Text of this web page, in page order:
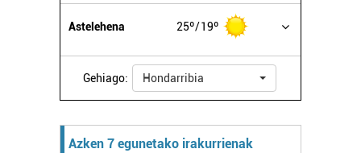
Astelehena 25º 19º
Gehiago: Hondarribia
Azken 7 egunetako irakurrienak